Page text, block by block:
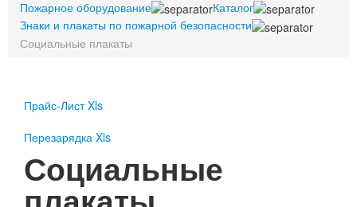
Перезарядка
Перезарядка ОП
Перезарядка ОУ
О нас
Пожарное оборудование
Каталог
Знаки и плакаты по пожарной безопасности
Социальные плакаты
Прайс-Лист Xls
Перезарядка Xls
Социальные